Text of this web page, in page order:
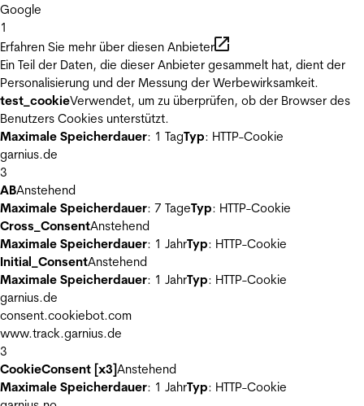
Google
1
Erfahren Sie mehr über diesen Anbieter
Ein Teil der Daten, die dieser Anbieter gesammelt hat, dient der
Personalisierung und der Messung der Werbewirksamkeit.
test_cookieVerwendet, um zu überprüfen, ob der Browser des
Benutzers Cookies unterstützt.
Maximale Speicherdauer: 1 TagTyp: HTTP-Cookie
garnius.de
3
ABAnstehend
Maximale Speicherdauer: 7 TageTyp: HTTP-Cookie
Cross_ConsentAnstehend
Maximale Speicherdauer: 1 JahrTyp: HTTP-Cookie
Initial_ConsentAnstehend
Maximale Speicherdauer: 1 JahrTyp: HTTP-Cookie
garnius.de
consent.cookiebot.com
www.track.garnius.de
3
CookieConsent [x3]Anstehend
Maximale Speicherdauer: 1 JahrTyp: HTTP-Cookie